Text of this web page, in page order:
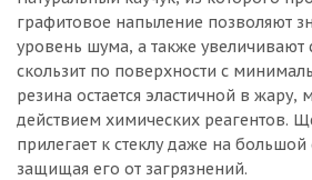
графитовое напыление позволяют
уровень шума, а также
скользит по поверхности с
резина остается эластичной в
действием химических реагентов.
прилегает к стеклу даже на
защищая его от загрязнений.